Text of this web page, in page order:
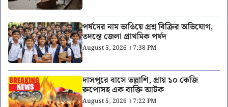
পর্ষদের নাম ভাঙিয়ে প্রশ্ন বিক্রির অভিযোগ,
তদন্তে জেলা প্রাথমিক পর্ষদ
August 5, 2026 । 7:38 PM
দাসপুরে বাসে তল্লাশি, প্রায় ১০ কেজি
রুপোসহ এক ব্যক্তি আটক
August 5, 2026 । 7:22 PM